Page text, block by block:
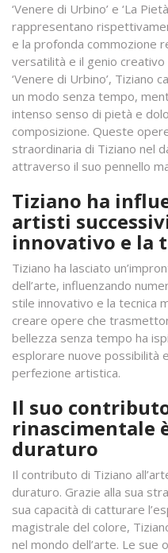
‘Venere di Urbino’ e ‘La
rappresentano
e la profonda commozione
versatilità e il genio creativo
‘Venere di Urbino’, Tiziano
un modo senza tempo,
intenso senso di pietà e
composizione. Queste
straordinaria di Tiziano nel
attraverso il suo pennello
Tiziano ha
artisti
innovativo e la
Tiziano ha lasciato
dell’arte, influenzando
stile innovativo e la tecnica
creare opere che
bellezza senza tempo ha
esplorare nuove possibilità
perfezione artistica.
Il suo
rinascimentale
duraturo
Il contributo di Tiziano
duraturo. Grazie alla sua
sua capacità di catturare
magistrale del colore,
nel mondo dell’arte. Le sue